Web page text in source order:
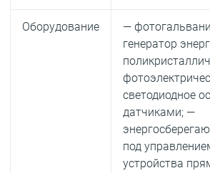
Оборудование
—
генератор
светодиодное
датчиками; —
под
устройства